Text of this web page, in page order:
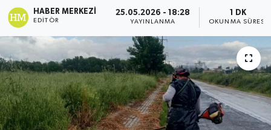
HABER MERKEZI
EDITÖR
25.05.2026 - 18:28
YAYINLANMA
1 DK
OKUNMA SÜRESI
Sağlık